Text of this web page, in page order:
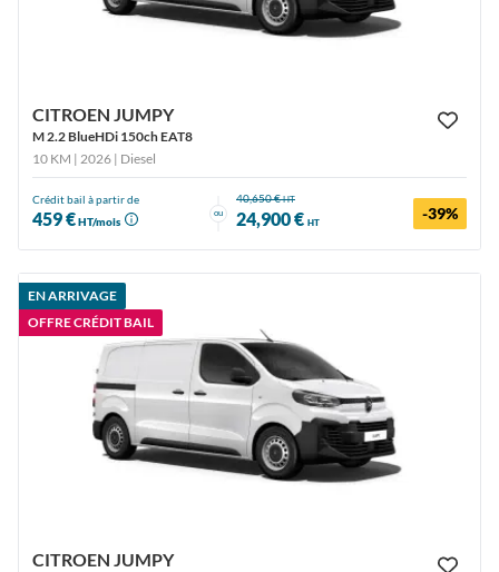
CITROEN JUMPY
M 2.2 BlueHDi 150ch EAT8
10 KM | 2026 | Diesel
Crédit bail à partir de
459 €HT/mois
ou
40,650 €HT
24,900 € HT -39%
EN ARRIVAGE
OFFRE CRÉDIT BAIL
CITROEN JUMPY